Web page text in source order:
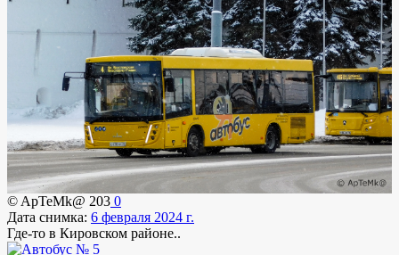
© ApTeMk@ 203 0
Дата снимка: 6 февраля 2024 г.
Где-то в Кировском районе..